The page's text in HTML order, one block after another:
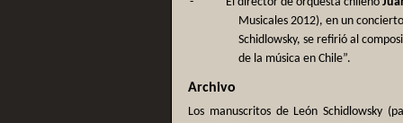
Musicales 2012), en un
Schidlowsky, se refirió al
de la música en Chile”.
Archivo
Los manuscritos de León Schidlowsky